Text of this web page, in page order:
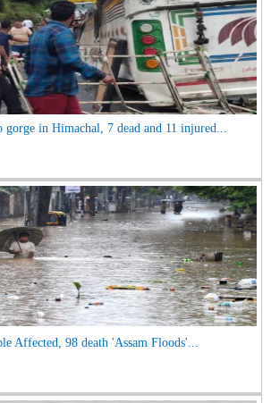
gorge in Himachal, 7 dead and 11 injured...
Affected, 98 death 'Assam Floods'...